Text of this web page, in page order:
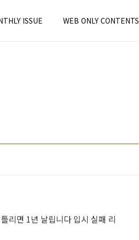
ISSUE WEB ONLY CONTENTS
리면 1년 날립니다 입시 실패 리